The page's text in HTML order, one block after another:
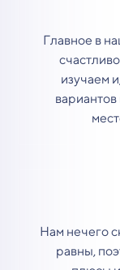
Главное в
изучаем
Нам нечего
равны,